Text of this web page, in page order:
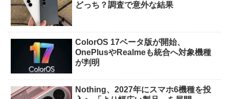
どっち？調査で意外な結果
ColorOS 17ベータ版が開始、
OnePlusやRealmeも統合へ対象機種
が判明
Nothing、2027年にスマホ6機種を投